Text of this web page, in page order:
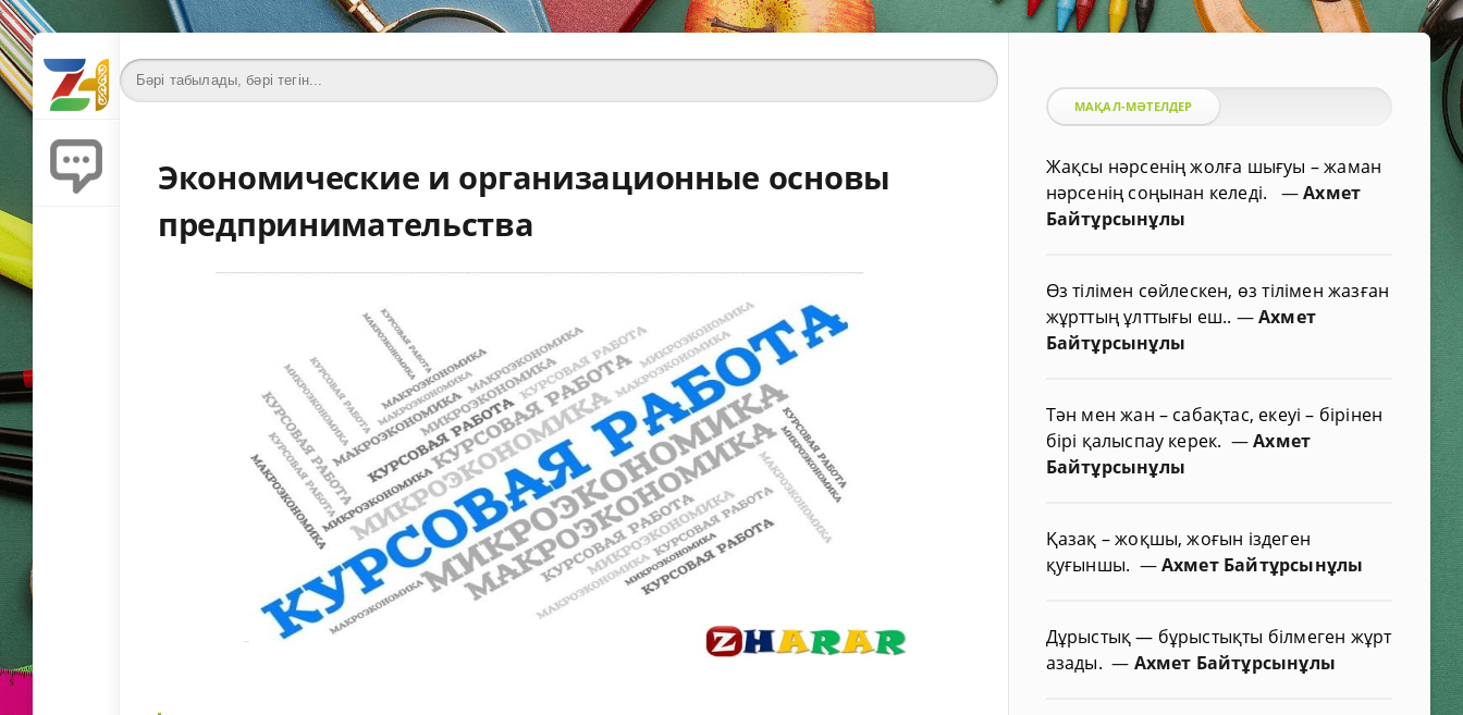
Экономические и организационные основы
предпринимательства
МАҚАЛ-МӘТЕЛДЕР
Жақсы нәрсенің жолға шығуы – жаман
нәрсенің соңынан келеді. —Ахмет
Байтұрсынұлы
Өз тілімен сөйлескен, өз тілімен жазған
жұрттың ұлттығы еш.. —Ахмет
Байтұрсынұлы
Тән мен жан – сабақтас, екеуі – бірінен
бірі қалыспау керек. —Ахмет
Байтұрсынұлы
Қазақ – жоқшы, жоғын іздеген
қуғыншы. —Ахмет Байтұрсынұлы
Дұрыстық — бұрыстықты білмеген жұрт
азады.— Ахмет Байтұрсынұлы